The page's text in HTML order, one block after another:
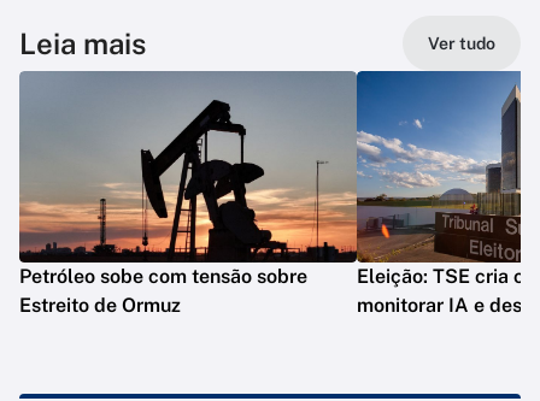
Leia mais Ver tudo
Petróleo sobe com tensão sobre
Estreito de Ormuz
Eleição: TSE cria
monitorar IA e